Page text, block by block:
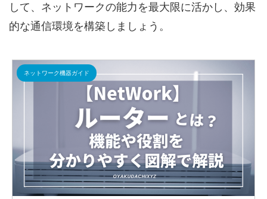
して、ネットワークの能力を最大限に活かし、効果
的な通信環境を構築しましょう。
ネットワーク機器ガイド